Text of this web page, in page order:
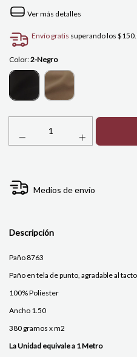
Ver más detalles
Envío gratis superando los
Color:2-Negro
Medios de envío
Descripción
Paño 8763
Paño en tela de punto, agradable al
100% Poliester
Ancho 1.50
380 gramos x m2
La Unidad equivale a 1 Metro